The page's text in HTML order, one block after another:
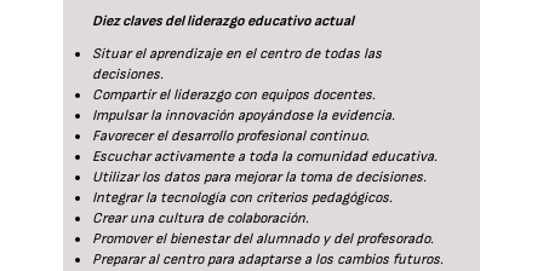
Diez claves del liderazgo educativo actual
Situar el aprendizaje en el centro de todas las
decisiones.
Compartir el liderazgo con equipos docentes.
Impulsar la innovación apoyándose la evidencia.
Favorecer el desarrollo profesional continuo.
Escuchar activamente a toda la comunidad educativa.
Utilizar los datos para mejorar la toma de decisiones.
Integrar la tecnología con criterios pedagógicos.
Crear una cultura de colaboración.
Promover el bienestar del alumnado y del profesorado.
Preparar al centro para adaptarse a los cambios futuros.